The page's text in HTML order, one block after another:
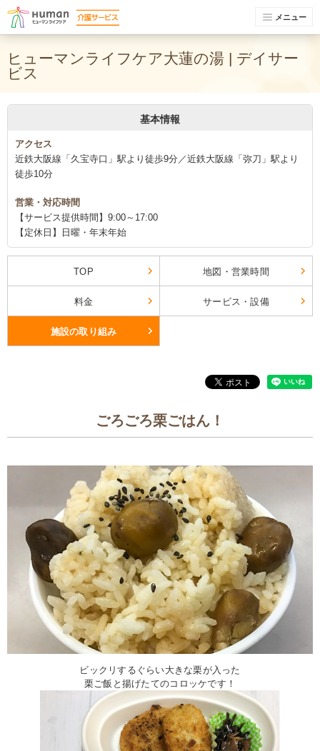
メニュー
ヒューマンライフケア大蓮の湯 | デイサー
ビス
基本情報
アクセス
近鉄大阪線「久宝寺口」駅より徒歩9分／近鉄大阪線「弥刀」駅より
徒歩10分
営業・対応時間
【サービス提供時間】9:00～17:00
【定休日】日曜・年末年始
TOP 地図・営業時間
料金 サービス・設備
施設の取り組み
ごろごろ栗ごはん！
ビックリするぐらい大きな栗が入った
栗ご飯と揚げたてのコロッケです！